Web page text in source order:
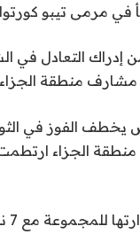
مرمى تيبو كورتوا
إدراك التعادل في
منطقة الجزاء
يخطف الفوز في
الجزاء ارتطمت